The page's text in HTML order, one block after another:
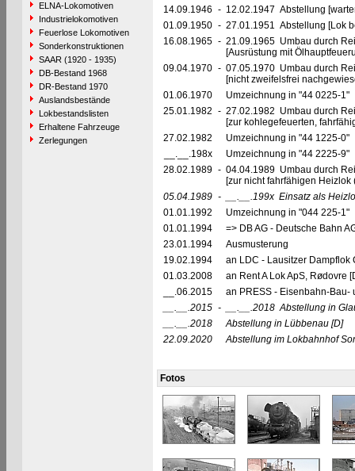
ELNA-Lokomotiven
Industrielokomotiven
Feuerlose Lokomotiven
Sonderkonstruktionen
SAAR (1920 - 1935)
DB-Bestand 1968
DR-Bestand 1970
Auslandsbestände
Lokbestandslisten
Erhaltene Fahrzeuge
Zerlegungen
14.09.1946 - 12.02.1947 Abstellung
01.09.1950 - 27.01.1951 Abstellung [Lok
16.08.1965 - 21.09.1965 Umbau durch
[Ausrüstung mit
09.04.1970 - 07.05.1970 Umbau durch
[nicht zweifelsfrei
01.06.1970
Umzeichnung in "44 0225-1"
25.01.1982 - 27.02.1982 Umbau durch
[zur kohlegefeuerten,
27.02.1982
Umzeichnung in "44 1225-0"
__.__.198x
Umzeichnung in "44 2225-9"
28.02.1989 - 04.04.1989 Umbau durch
[zur nicht fahrfähigen
05.04.1989 - __.__.199x Einsatz als
01.01.1992
Umzeichnung in "044 225-1"
01.01.1994
=> DB AG - Deutsche Bahn
23.01.1994
Ausmusterung
19.02.1994
an LDC - Lausitzer
01.03.2008
an Rent A Lok ApS, Rødovre
__.06.2015
an PRESS - Eisenbahn-
__.__.2015 - __.__.2018 Abstellung in
__.__.2018
Abstellung in Lübbenau [D]
22.09.2020
Abstellung im Lokbahnhof
Fotos